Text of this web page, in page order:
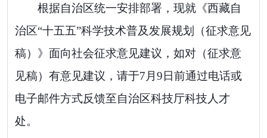
根据自治区统一安排部署，现就《西藏自
治区“十五五”科学技术普及发展规划（征求意见
稿）》面向社会征求意见建议，如对（征求意
见稿）有意见建议，请于7 月9日前通过电话或
电子邮件方式反馈至自治区科技厅科技人才
处。